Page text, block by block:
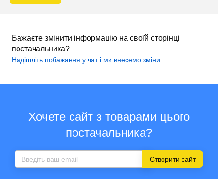
Бажаєте змінити інформацію на своїй сторінці
постачальника?
Надішліть побажання у чат і ми внесемо зміни
Хочете сайт з товарами цього
постачальника?
Створити сайт